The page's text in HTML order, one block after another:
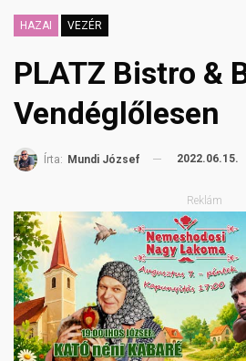
HAZAI VEZÉR
PLATZ Bistro &
Vendéglőlesen
Írta: Mundi József 2022.06.15.
Reklám